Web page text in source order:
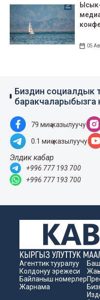
05
Биздин социалдык
баракчаларыбызга
79 миң жазылуучу
0.1 миң жазылуучу
Элдик кабар
+996 777 193 700
+996 777 193 700
Агенттик тууралуу
Колдонуу эрежеси
Байланыш номерлер
Жарнама